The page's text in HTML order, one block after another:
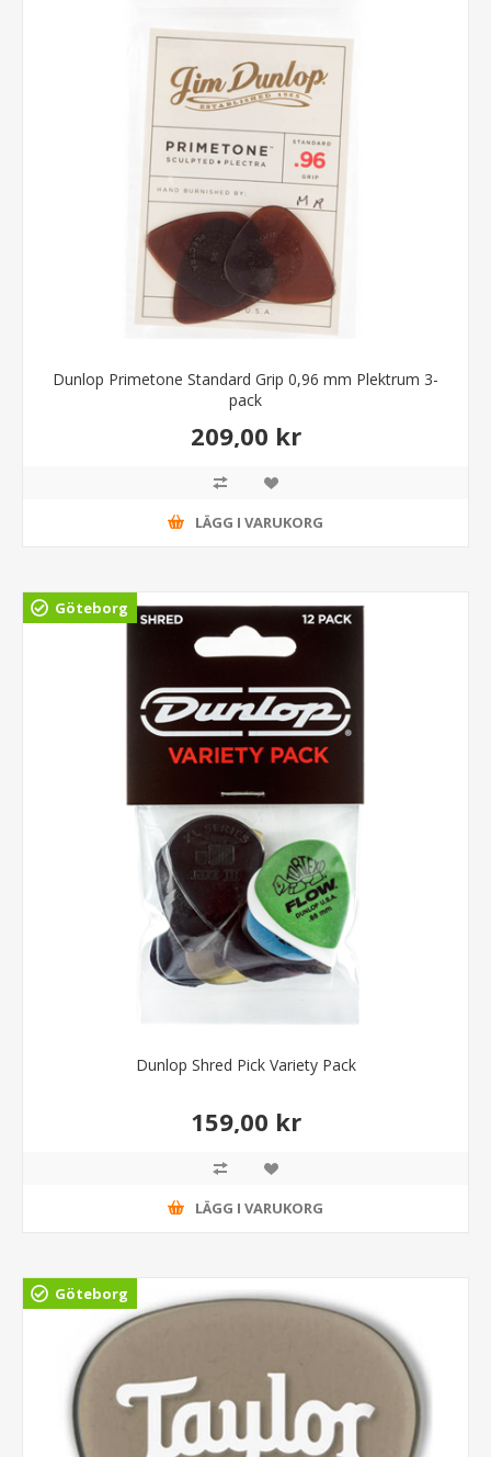
Dunlop Primetone Standard Grip 0,96 mm Plektrum 3-
pack
209,00 kr
LÄGG I VARUKORG
Göteborg
Dunlop Shred Pick Variety Pack
159,00 kr
LÄGG I VARUKORG
Göteborg